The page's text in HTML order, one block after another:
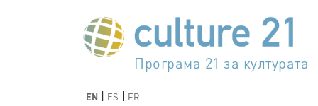
جدول أعمال القرن 21 للثقافة
Програма 21 за културата
Agenda 21 de la cultura
Agjenda 21 për kulturë
Agenda 21 van cultuur
Agenda 21 for culture
Kulturaren Agenda 21
Agenda 21 de la culture
Axenda 21 da cultura
Agenda 21 für Kultur
Agenda 21 della cultura
文化のためのアジェンダ21
دستورکار 21 برای فرهنگ
Agenda 21 dla kultury
Agenda 21 da cultura
Повестка дня 21 для
Agenda 21 za kulturu
Agenda 21 de la cultura
Agenda 21 för kulturen
Kültür için Gündem 21
Порядок денний 21 для
EN ES FR